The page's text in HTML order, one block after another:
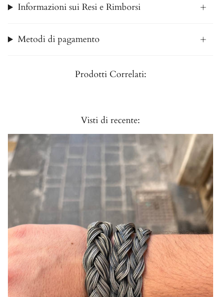
Informazioni sui Resi e Rimborsi
Metodi di pagamento
Prodotti Correlati:
Visti di recente: